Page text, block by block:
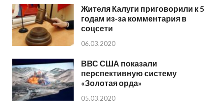
Жителя Калуги приговорили к 5
годам из-за комментария в
соцсети
06.03.2020
ВВС США показали
перспективную систему
«Золотая орда»
05.03.2020